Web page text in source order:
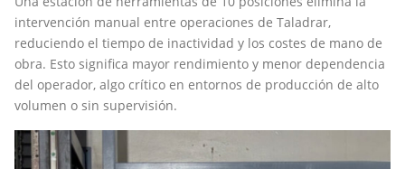
intervención manual entre operaciones de Taladrar,
reduciendo el tiempo de inactividad y los costes de mano de
obra. Esto significa mayor rendimiento y menor dependencia
del operador, algo crítico en entornos de producción de alto
volumen o sin supervisión.